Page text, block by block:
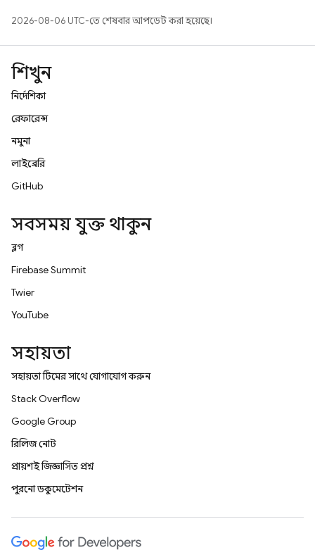
2026-08-06 UTC-তে শেষবার আপডেট করা হয়েছে।
শিখুন
নির্দেশিকা
রেফারেন্স
নমুনা
লাইব্রেরি
GitHub
সবসময় যুক্ত থাকুন
ব্লগ
Firebase Summit
Twitter
YouTube
সহায়তা
সহায়তা টিমের সাথে যোগাযোগ করুন
Stack Overflow
Google Group
রিলিজ নোট
প্রায়শই জিজ্ঞাসিত প্রশ্ন
পুরনো ডকুমেন্টেশন